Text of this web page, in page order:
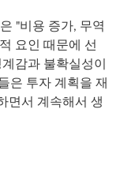
"비용 증가, 무역
요인 때문에 선
감과 불확실성이
은 투자 계획을 재
면서 계속해서 생